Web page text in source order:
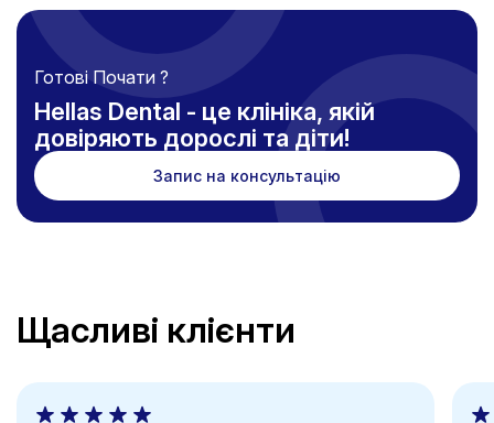
Готові Почати ?
Hellas Dental - це клініка, якій
довіряють дорослі та діти!
Запис на консультацію
Щасливі клієнти